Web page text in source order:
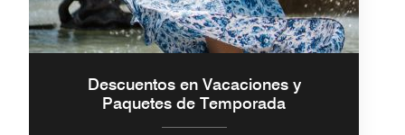
Descuentos en Vacaciones y
Paquetes de Temporada